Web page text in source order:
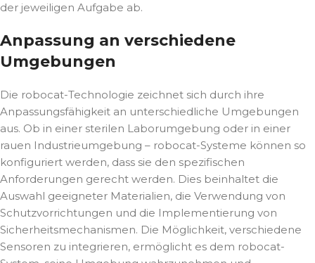
der jeweiligen Aufgabe ab.
Anpassung an verschiedene
Umgebungen
Die robocat-Technologie zeichnet sich durch ihre
Anpassungsfähigkeit an unterschiedliche Umgebungen
aus. Ob in einer sterilen Laborumgebung oder in einer
rauen Industrieumgebung – robocat-Systeme können so
konfiguriert werden, dass sie den spezifischen
Anforderungen gerecht werden. Dies beinhaltet die
Auswahl geeigneter Materialien, die Verwendung von
Schutzvorrichtungen und die Implementierung von
Sicherheitsmechanismen. Die Möglichkeit, verschiedene
Sensoren zu integrieren, ermöglicht es dem robocat-